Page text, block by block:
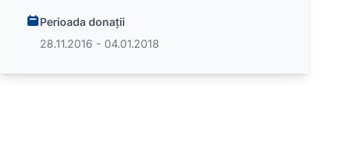
Perioada donații
28.11.2016 - 04.01.2018